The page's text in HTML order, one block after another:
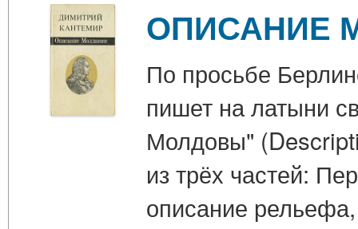
ОПИСАНИЕ
По просьбе
пишет на латыни
Молдовы"
из трёх частей:
описание